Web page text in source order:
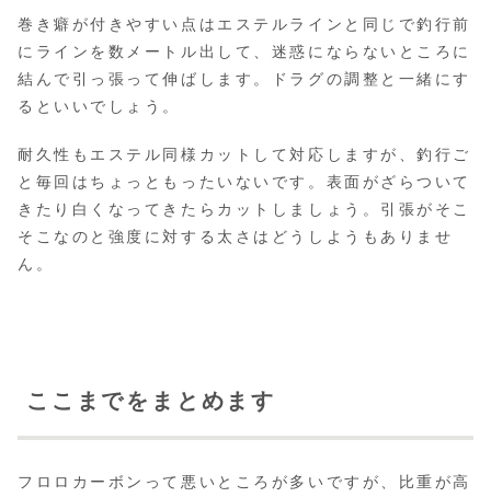
巻き癖が付きやすい点はエステルラインと同じで釣行前
にラインを数メートル出して、迷惑にならないところに
結んで引っ張って伸ばします。ドラグの調整と一緒にす
るといいでしょう。
耐久性もエステル同様カットして対応しますが、釣行ご
と毎回はちょっともったいないです。表面がざらついて
きたり白くなってきたらカットしましょう。引張がそこ
そこなのと強度に対する太さはどうしようもありませ
ん。
ここまでをまとめます
フロロカーボンって悪いところが多いですが、比重が高